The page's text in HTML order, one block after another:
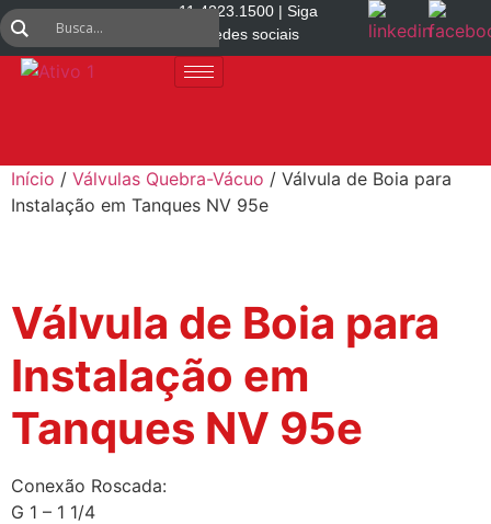
11 4223.1500 | Siga
nas redes sociais
Início / Válvulas Quebra-Vácuo / Válvula de Boia para
Instalação em Tanques NV 95e
Válvula de Boia para
Instalação em
Tanques NV 95e
Conexão Roscada:
G 1 – 1 1/4